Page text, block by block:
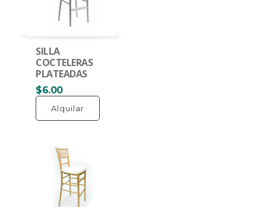
SILLA
COCTELERAS
PLATEADAS
$6.00
Alquilar